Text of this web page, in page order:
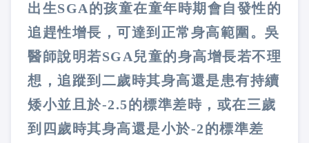
出生SGA的孩童在童年時期會自發性的
追趕性增長，可達到正常身高範圍。吳
醫師說明若SGA兒童的身高增長若不理
想，追蹤到二歲時其身高還是患有持續
矮小並且於-2.5的標準差時，或在三歲
到四歲時其身高還是小於-2的標準差